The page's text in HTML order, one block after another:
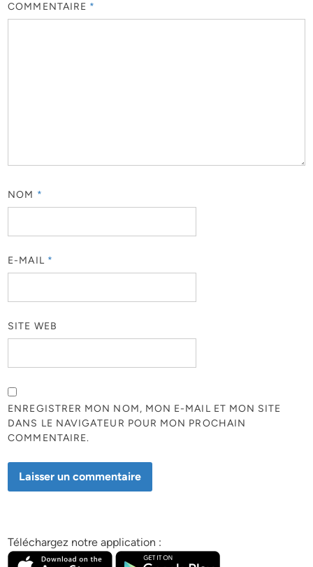
COMMENTAIRE *
NOM *
E-MAIL *
SITE WEB
ENREGISTRER MON NOM, MON E-MAIL ET MON SITE
DANS LE NAVIGATEUR POUR MON PROCHAIN
COMMENTAIRE.
Téléchargez notre application :